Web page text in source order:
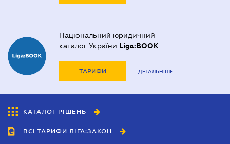
Національний юридичний
каталог України Liga:BOOK
ТАРИФИ ДЕТАЛЬНІШЕ
КАТАЛОГ РІШЕНЬ
ВСІ ТАРИФИ ЛІГА:ЗАКОН